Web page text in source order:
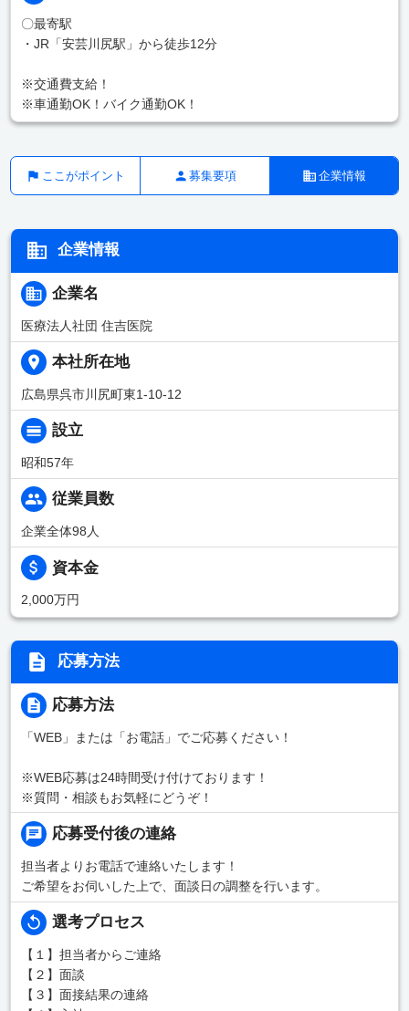
〇最寄駅
・JR「安芸川尻駅」から徒歩12分
※交通費支給！
※車通勤OK！バイク通勤OK！
ここがポイント 募集要項 企業情報
企業情報
企業名
医療法人社団 住吉医院
本社所在地
広島県呉市川尻町東1-10-12
設立
昭和57年
従業員数
企業全体98人
資本金
2,000万円
応募方法
応募方法
「WEB」または「お電話」でご応募ください！
※WEB応募は24時間受け付けております！
※質問・相談もお気軽にどうぞ！
応募受付後の連絡
担当者よりお電話で連絡いたします！
ご希望をお伺いした上で、面談日の調整を行います。
選考プロセス
【１】担当者からご連絡
【２】面談
【３】面接結果の連絡